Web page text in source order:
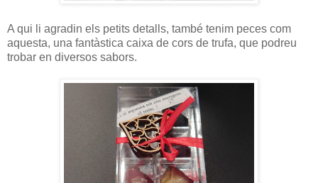
A qui li agradin els petits detalls, també tenim peces com
aquesta, una fantàstica caixa de cors de trufa, que podreu
trobar en diversos sabors.